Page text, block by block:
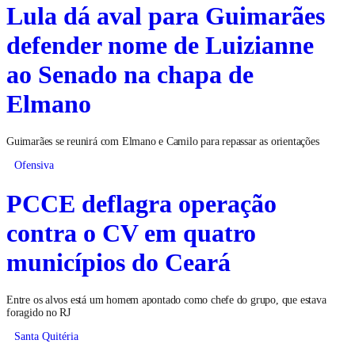
Lula dá aval para Guimarães
defender nome de Luizianne
ao Senado na chapa de
Elmano
Guimarães se reunirá com Elmano e Camilo para repassar as orientações
Ofensiva
PCCE deflagra operação
contra o CV em quatro
municípios do Ceará
Entre os alvos está um homem apontado como chefe do grupo, que estava
foragido no RJ
Santa Quitéria